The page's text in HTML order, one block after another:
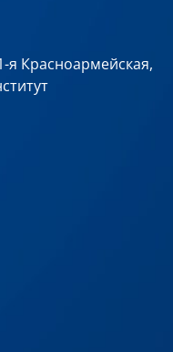
я Красноармейская,